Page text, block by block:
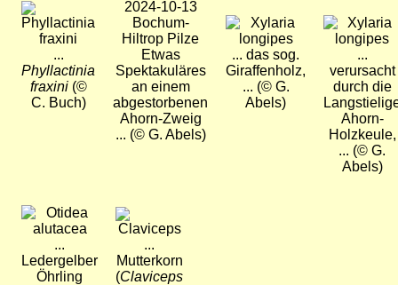
Bild
...
Phyllactinia
fraxini (©
C. Buch)
Etwas
Spektakuläres
an einem
abgestorbenen
Ahorn-Zweig
... (© G. Abels)
Bild
... das sog.
Giraffenholz,
... (© G.
Abels)
Bild
...
verursacht
durch die
Ahorn-
Holzkeule,
... (© G.
Abels)
Bild
...
Ledergelber
Öhrling
Bild
...
Mutterkorn
(Claviceps